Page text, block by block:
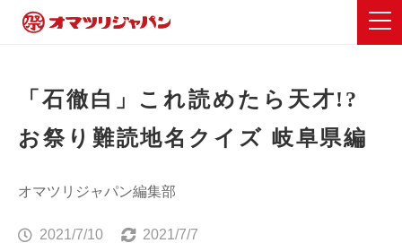
「石徹白」これ読めたら天才!?
お祭り難読地名クイズ 岐阜県編
オマツリジャパン編集部
2021/7/10 2021/7/7